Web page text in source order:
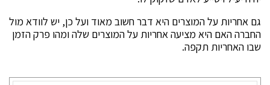
גם אחריות על המוצרים היא דבר חשוב מאוד ועל כן, יש לוודא מול
החברה האם היא מציעה אחריות על המוצרים שלה ומהו פרק הזמן
שבו האחריות תקפה.